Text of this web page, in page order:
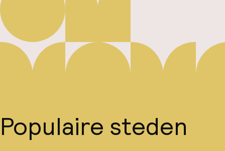
Populaire steden